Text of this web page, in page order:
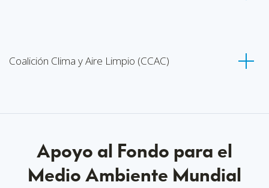
Coalición Clima y Aire Limpio (CCAC)
Apoyo al Fondo para el
Medio Ambiente Mundial